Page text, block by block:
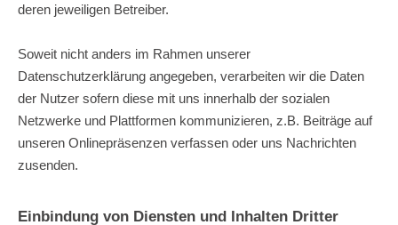
deren jeweiligen Betreiber.
Soweit nicht anders im Rahmen unserer
Datenschutzerklärung angegeben, verarbeiten wir die Daten
der Nutzer sofern diese mit uns innerhalb der sozialen
Netzwerke und Plattformen kommunizieren, z.B. Beiträge auf
unseren Onlinepräsenzen verfassen oder uns Nachrichten
zusenden.
Einbindung von Diensten und Inhalten Dritter